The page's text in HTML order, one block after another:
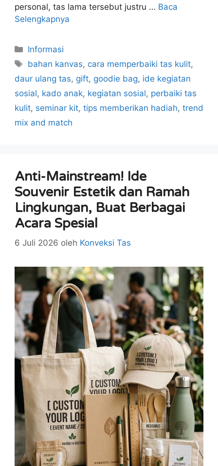
personal, tas lama tersebut justru … Baca
Selengkapnya
Kategori
Informasi
Tag
bahan kanvas, cara memperbaiki tas kulit,
daur ulang tas, gift, goodie bag, ide kegiatan
sosial, kado anak, kegiatan sosial, perbaiki tas
kulit, seminar kit, tips memberikan hadiah, trend
mix and match
Anti-Mainstream! Ide
Souvenir Estetik dan Ramah
Lingkungan, Buat Berbagai
Acara Spesial
6 Juli 2026 oleh Konveksi Tas